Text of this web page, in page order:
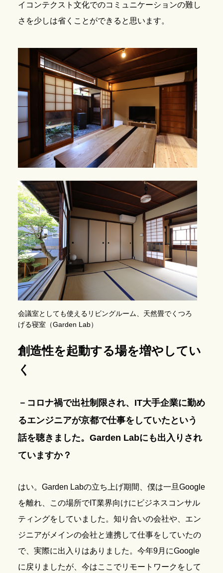
イコンテクスト文化でのコミュニケーションの難し
さを少しは省くことができると思います。
会議室としても使えるリビングルーム、天然畳でくつろ
げる寝室（Garden Lab）
創造性を起動する場を増やしてい
く
－コロナ禍で出社制限され、IT大手企業に勤め
るエンジニアが京都で仕事をしていたという
話を聴きました。Garden Labにも出入りされ
ていますか？
はい。Garden Labの立ち上げ期間、僕は一旦Google
を離れ、この場所でIT業界向けにビジネスコンサル
ティングをしていました。知り合いの会社や、エン
ジニアがメインの会社と連携して仕事をしていたの
で、実際に出入りはありました。今年9月にGoogle
に戻りましたが、今はここでリモートワークをして